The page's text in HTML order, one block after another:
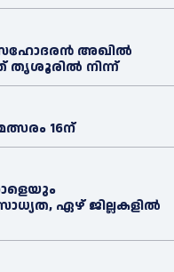
അഖില്‍
തൃശൂരില്‍ നിന്ന്
16ന്
ഏഴ് ജില്ലകളിൽ